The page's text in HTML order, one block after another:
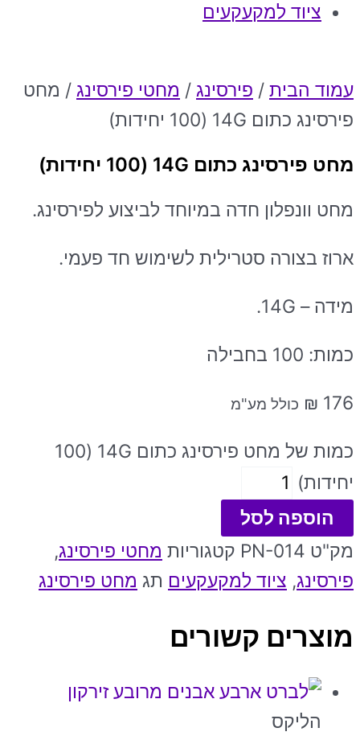
ציוד למקעקעים
עמוד הבית / פירסינג / מחטי פירסינג / מחט
פירסינג כתום 14G (100 יחידות)
מחט פירסינג כתום 14G (100 יחידות)
מחט וונפלון חדה במיוחד לביצוע לפירסינג.
ארוז בצורה סטרילית לשימוש חד פעמי.
מידה – 14G.
כמות: 100 בחבילה
₪ 176 כולל מע"מ
כמות של מחט פירסינג כתום 14G (100
יחידות)
הוספה לסל
מק"ט PN-014 קטגוריות מחטי פירסינג,
פירסינג, ציוד למקעקעים תג מחט פירסינג
מוצרים קשורים
הליקס